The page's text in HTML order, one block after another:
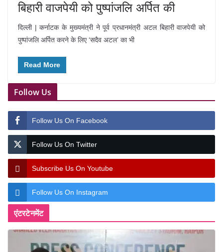
बिहारी वाजपेयी को पुष्पांजलि अर्पित की
दिल्ली | कर्नाटक के मुख्यमंत्री ने पूर्व प्रधानमंत्री अटल बिहारी वाजपेयी को
पुष्पांजलि अर्पित करने के लिए ‘सदैव अटल’ का भी
Read More
Follow Us
Follow Us On Facebook
Follow Us On Twitter
Subscribe Us On Youtube
Follow Us On Instagram
एंटरटेनमेंट